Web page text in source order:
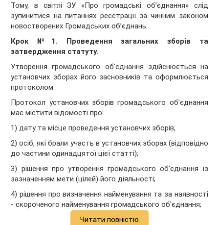
Тому, в світлі ЗУ «Про громадські об’єднання» слід
зупинитися на питаннях реєстрації за чинним законом
новостворених Громадських об’єднань.
Крок №1. Проведення загальних зборів та
затвердження статуту.
Утворення громадського об'єднання здійснюється на
установчих зборах його засновників та оформлюється
протоколом.
Протокол установчих зборів громадського об'єднання
має містити відомості про:
1) дату та місце проведення установчих зборів;
2) осіб, які брали участь в установчих зборах (відповідно
до частини одинадцятої цієї статті);
3) рішення про утворення громадського об'єднання із
зазначенням мети (цілей) його діяльності;
4) рішення про визначення найменування та за наявності
- скороченого найменування громадського об'єднання;
Читати повністю